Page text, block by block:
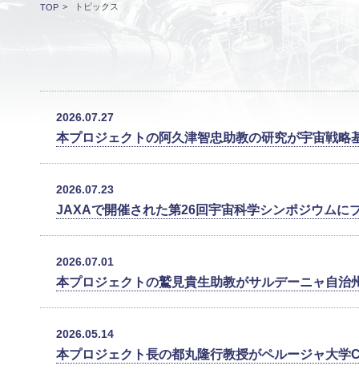
2026.07.27
本プロジェクトの阿久津智忠助教の研究が宇宙戦略
2026.07.23
JAXAで開催された第26回宇宙科学シンポジウムに
2026.07.01
本プロジェクトの鷲見貴生助教がサルデーニャ自治
2026.05.14
本プロジェクト長の都丸隆行教授がペルージャ大
TOP > トピックス